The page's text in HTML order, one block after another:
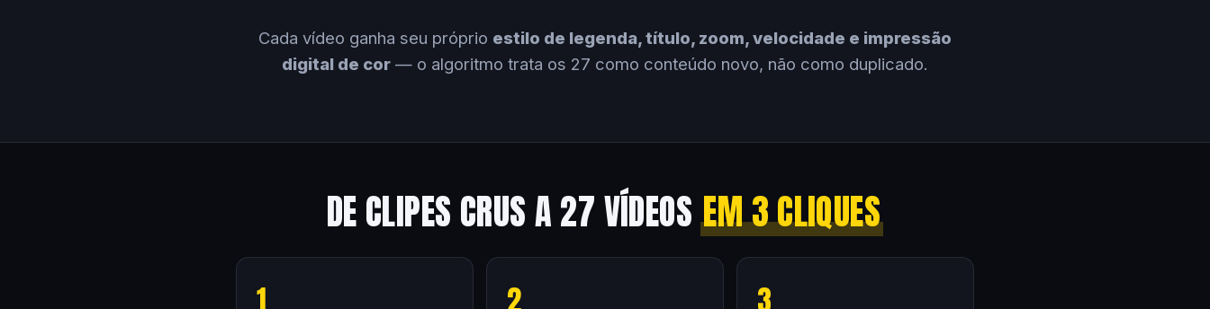
Cada vídeo ganha seu próprio estilo de legenda, título, zoom, velocidade e impressão
digital de cor — o algoritmo trata os 27 como conteúdo novo, não como duplicado.
DE CLIPES CRUS A 27 VÍDEOSEM 3 CLIQUES